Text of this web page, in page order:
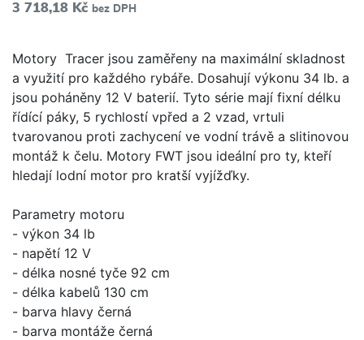
3 718,18 Kč bez DPH
Motory Tracer jsou zaměřeny na maximální skladnost
a využití pro každého rybáře. Dosahují výkonu 34 lb. a
jsou poháněny 12 V baterií. Tyto série mají fixní délku
řídící páky, 5 rychlostí vpřed a 2 vzad, vrtuli
tvarovanou proti zachycení ve vodní trávě a slitinovou
montáž k čelu. Motory FWT jsou ideální pro ty, kteří
hledají lodní motor pro kratší vyjížďky.
Parametry motoru
- výkon 34 lb
- napětí 12 V
- délka nosné tyče 92 cm
- délka kabelů 130 cm
- barva hlavy černá
- barva montáže černá